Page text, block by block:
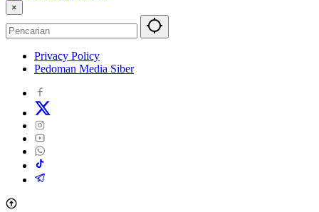
×
Privacy Policy
Pedoman Media Siber